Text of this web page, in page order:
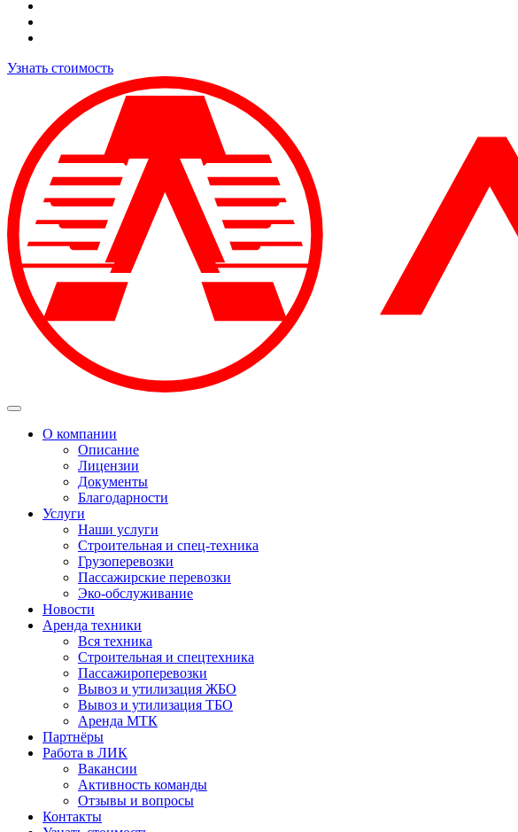
Узнать стоимость
О компании
Описание
Лицензии
Документы
Благодарности
Услуги
Наши услуги
Строительная и спец-техника
Грузоперевозки
Пассажирские перевозки
Эко-обслуживание
Новости
Аренда техники
Вся техника
Строительная и спецтехника
Пассажироперевозки
Вывоз и утилизация ЖБО
Вывоз и утилизация ТБО
Аренда МТК
Партнёры
Работа в ЛИК
Вакансии
Активность команды
Отзывы и вопросы
Контакты